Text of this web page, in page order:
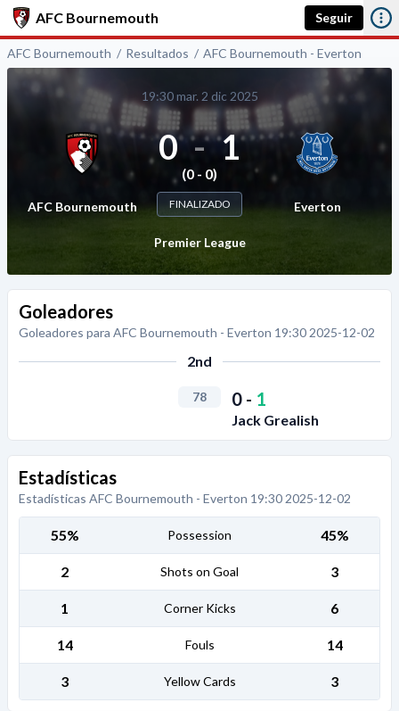
AFC Bournemouth Seguir
AFC Bournemouth Resultados AFC Bournemouth - Everton
19:30 mar. 2 dic 2025
AFC Bournemouth
0 - 1
(0 - 0)
FINALIZADO Everton
Premier League
Goleadores
Goleadores para AFC Bournemouth - Everton 19:30 2025-12-02
2nd
78 0 - 1
Jack Grealish
Estadísticas
Estadísticas AFC Bournemouth - Everton 19:30 2025-12-02
55% Possession 45%
2 Shots on Goal 3
1 Corner Kicks 6
14 Fouls 14
3 Yellow Cards 3